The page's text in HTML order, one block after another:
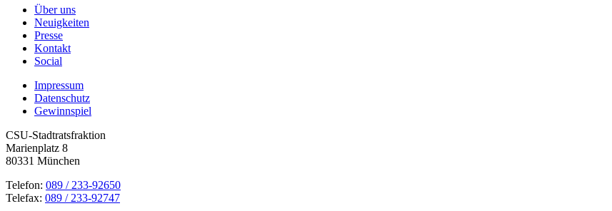
Über uns
Neuigkeiten
Presse
Kontakt
Social
Impressum
Datenschutz
Gewinnspiel
CSU-Stadtratsfraktion
Marienplatz 8
80331 München
Telefon: 089 / 233-92650
Telefax: 089 / 233-92747